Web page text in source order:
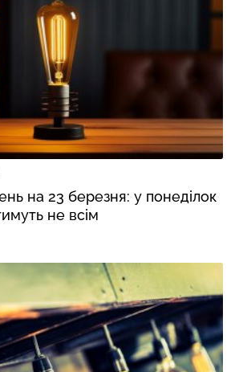
на 23 березня: у понеділок
не всім